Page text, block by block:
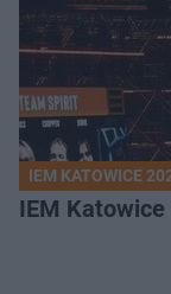
IEM KATOWICE
IEM